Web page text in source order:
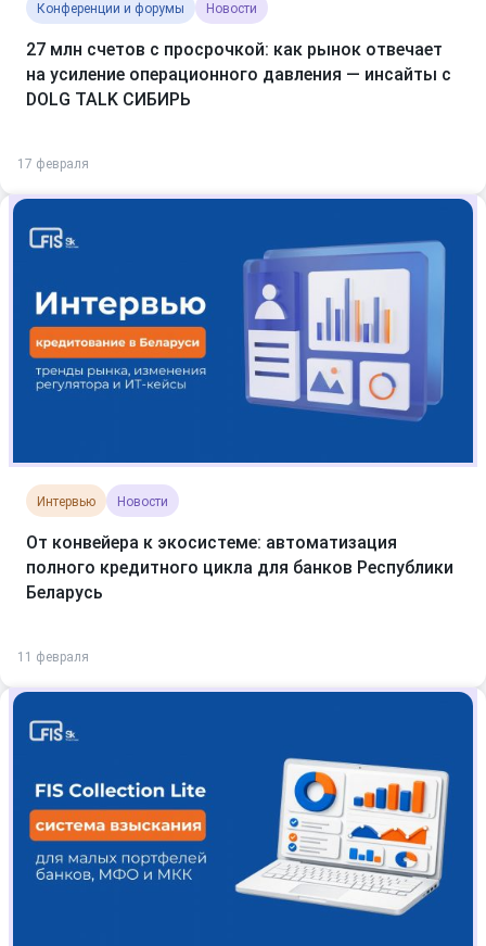
Конференции и форумы Новости
27 млн счетов с просрочкой: как рынок отвечает
на усиление операционного давления — инсайты с
DOLG TALK СИБИРЬ
17 февраля
Интервью Новости
От конвейера к экосистеме: автоматизация
полного кредитного цикла для банков Республики
Беларусь
11 февраля